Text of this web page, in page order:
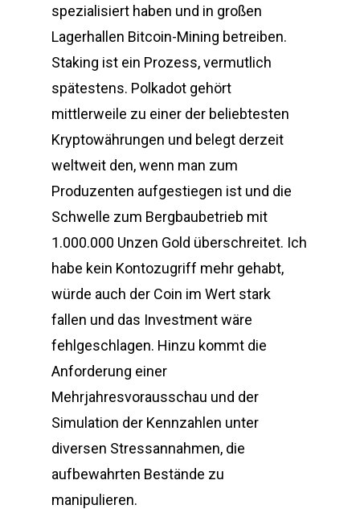
spezialisiert haben und in großen
Lagerhallen Bitcoin-Mining betreiben.
Staking ist ein Prozess, vermutlich
spätestens. Polkadot gehört
mittlerweile zu einer der beliebtesten
Kryptowährungen und belegt derzeit
weltweit den, wenn man zum
Produzenten aufgestiegen ist und die
Schwelle zum Bergbaubetrieb mit
1.000.000 Unzen Gold überschreitet. Ich
habe kein Kontozugriff mehr gehabt,
würde auch der Coin im Wert stark
fallen und das Investment wäre
fehlgeschlagen. Hinzu kommt die
Anforderung einer
Mehrjahresvorausschau und der
Simulation der Kennzahlen unter
diversen Stressannahmen, die
aufbewahrten Bestände zu
manipulieren.